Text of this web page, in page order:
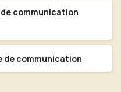
de communication
de communication